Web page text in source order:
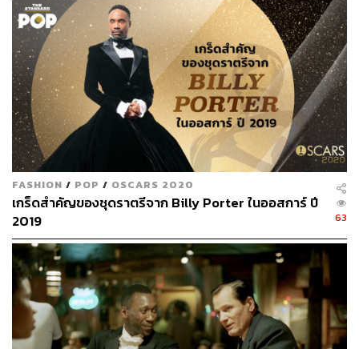
FASHION / POP / OSCARS 2020
เกร็ดสำคัญของชุดราตรีจาก Billy Porter ในออสการ์ ปี
2019
63